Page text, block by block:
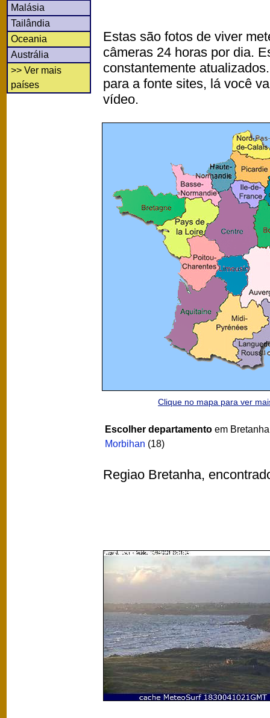
Malásia
Tailândia
Oceania
Austrália
>> Ver mais
países
Estas são fotos de viver
câmeras 24 horas por dia.
constantemente
para a fonte sites, lá você
vídeo.
Clique no mapa para ver
Escolher departamento em
Morbihan (18)
Regiao Bretanha,